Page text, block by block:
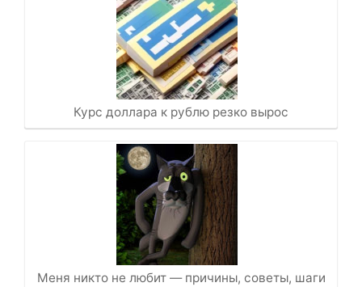
Курс доллара к рублю резко вырос
Меня никто не любит — причины, советы, шаги